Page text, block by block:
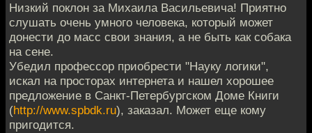
Низкий поклон за Михаила Васильевича! Приятно
слушать очень умного человека, который может
донести до масс свои знания, а не быть как собака
на сене.
Убедил профессор приобрести "Науку логики",
искал на просторах интернета и нашел хорошее
предложение в Санкт-Петербургском Доме Книги
(http://www.spbdk.ru), заказал. Может еще кому
пригодится.